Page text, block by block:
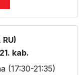
kab.
(17:30-21:35)